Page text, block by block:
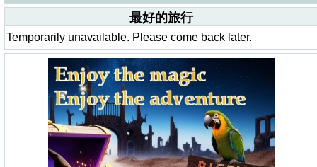
最好的旅行
Temporarily unavailable. Please come back later.